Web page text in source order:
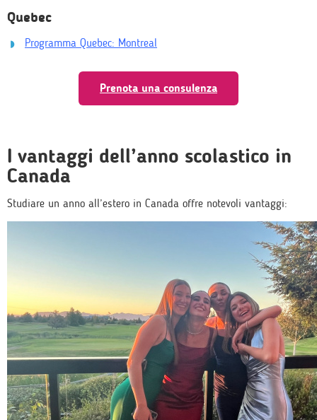
Quebec
Programma Quebec: Montreal
Prenota una consulenza
I vantaggi dell’anno scolastico in
Canada
Studiare un anno all’estero in Canada offre notevoli vantaggi: